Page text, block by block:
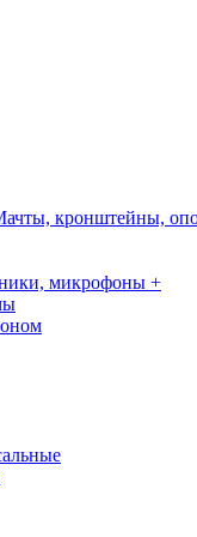
кронштейны,
микрофоны +